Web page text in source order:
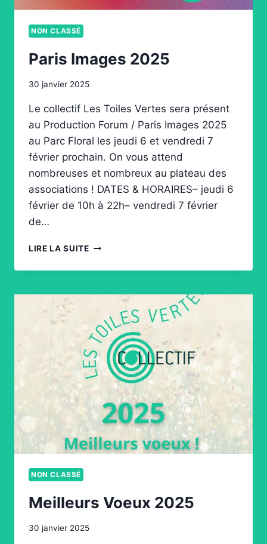
NON CLASSÉ
Paris Images 2025
30 janvier 2025
Le collectif Les Toiles Vertes sera présent
au Production Forum / Paris Images 2025
au Parc Floral les jeudi 6 et vendredi 7
février prochain. On vous attend
nombreuses et nombreux au plateau des
associations ! DATES & HORAIRES– jeudi 6
février de 10h à 22h– vendredi 7 février
de…
LIRE LA SUITE PARIS
2025
NON CLASSÉ
Meilleurs Voeux 2025
30 janvier 2025